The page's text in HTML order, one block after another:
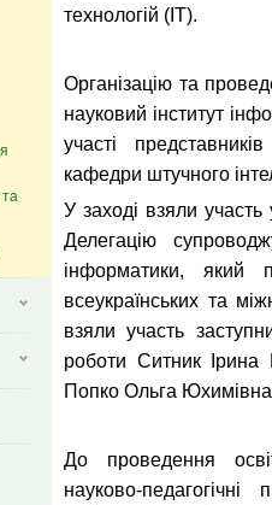
технологій (IT).
Організацію та
науковий інститут
участі
кафедри штучного
У заході взяли участь
Делегацію
інформатики, який
всеукраїнських та
взяли участь
роботи Ситник Ірина
Попко Ольга
До проведення
науково-